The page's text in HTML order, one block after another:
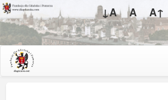
↓A A A↑